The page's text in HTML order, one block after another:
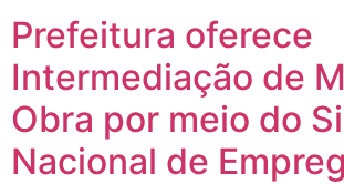
Prefeitura oferece
Intermediação de
Obra por meio do
Nacional de